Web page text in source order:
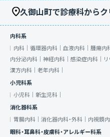
久御山町で診療科からク
内科系
内科｜ 循環器内科｜ 血液内科｜ 腫瘍内
内分泌内科｜ 神経内科｜ 感染症内科｜
漢方内科｜ 老年内科｜
小児科系
小児科｜ 新生児科｜
消化器科系
胃腸内科｜ 消化器内科・外科｜ 内視鏡内
眼科・耳鼻科・皮膚科・アレルギー科系